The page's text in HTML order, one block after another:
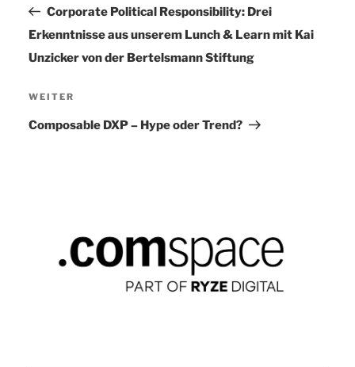
Beitrag
Corporate Political Responsibility: Drei
Erkenntnisse aus unserem Lunch & Learn mit Kai
Unzicker von der Bertelsmann Stiftung
Nächster
Beitrag
WEITER
Composable DXP – Hype oder Trend?